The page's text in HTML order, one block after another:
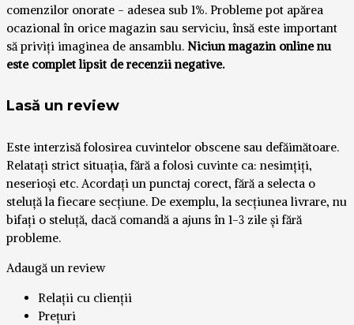
comenzilor onorate - adesea sub 1%. Probleme pot apărea
ocazional în orice magazin sau serviciu, însă este important
să priviți imaginea de ansamblu. Niciun magazin online nu
este complet lipsit de recenzii negative.
Lasă un review
Este interzisă folosirea cuvintelor obscene sau defăimătoare.
Relatați strict situația, fără a folosi cuvinte ca: nesimțiți,
neserioși etc. Acordați un punctaj corect, fără a selecta o
steluță la fiecare secțiune. De exemplu, la secțiunea livrare, nu
bifați o steluță, dacă comandă a ajuns în 1-3 zile și fără
probleme.
Adaugă un review
Relații cu clienții
Prețuri